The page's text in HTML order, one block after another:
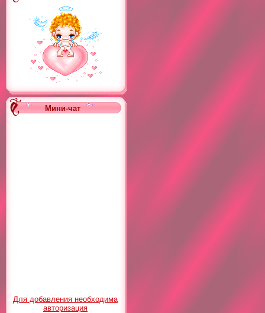
Мини-чат
Для добавления необходима
авторизация